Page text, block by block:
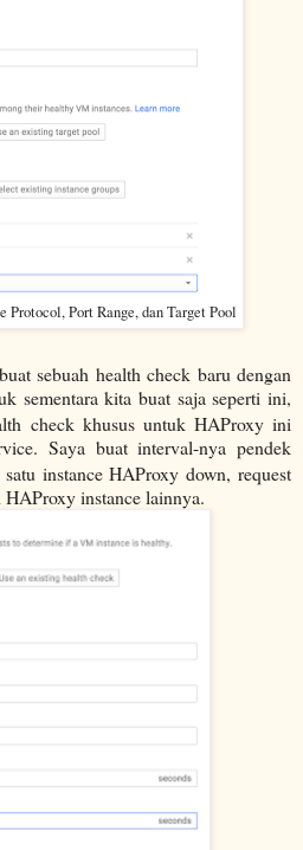
Protocol, Port Range, dan Target Pool
sebuah health check baru dengan
sementara kita buat saja seperti ini,
check khusus untuk HAProxy ini
Saya buat interval-nya pendek
instance HAProxy down, request
instance lainnya.